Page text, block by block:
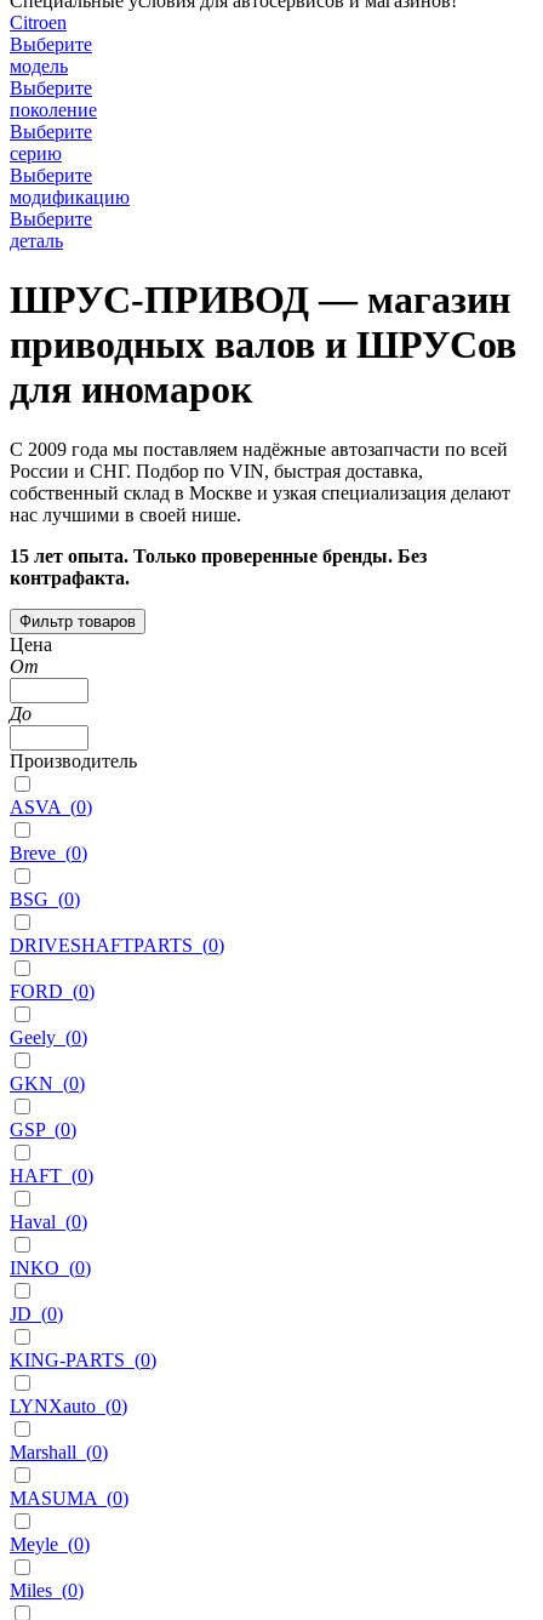
Citroen
Выберите
модель
Выберите
поколение
Выберите
серию
Выберите
модификацию
Выберите
деталь
ШРУС-ПРИВОД — магазин
приводных валов и ШРУСов
для иномарок
С 2009 года мы поставляем надёжные автозапчасти по всей
России и СНГ. Подбор по VIN, быстрая доставка,
собственный склад в Москве и узкая специализация делают
нас лучшими в своей нише.
15 лет опыта. Только проверенные бренды. Без
контрафакта.
Фильтр товаров
Цена
От
До
Производитель
ASVA (0)
Breve (0)
BSG (0)
DRIVESHAFTPARTS (0)
FORD (0)
Geely (0)
GKN (0)
GSP (0)
HAFT (0)
Haval (0)
INKO (0)
JD (0)
KING-PARTS (0)
LYNXauto (0)
Marshall (0)
MASUMA (0)
Meyle (0)
Miles (0)